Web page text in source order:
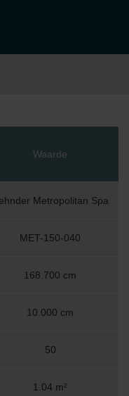
Waarde
Metropolitan Spa
MET-150-040
168.700 cm
10.000 cm
50
1.04 m²